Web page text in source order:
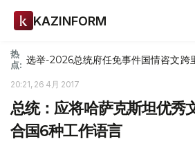
KAZINFORM
热
点: 选举-2026总统府任免事件国情咨文跨
20:21, 26 4月 2017
总统：应将哈萨克斯坦优秀
合国6种工作语言